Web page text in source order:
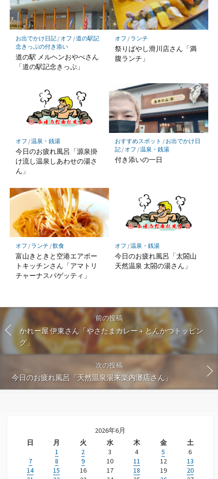
ク
に
保
存
お出でかけ日記/ オフ /道の駅記
念きっぷの付き添い
道の駅 メルヘンおやべさん
「道の駅記念きっぷ」
オフ / ランチ
祭りばやし滑川店さん「満
腹ランチ」
オフ /温泉・銭湯
今日のお疲れ風呂「源泉掛
け流し温泉しあわせの湯さ
ん」
おすすめスポット / お出でかけ日
記/ オフ /温泉・銭湯
付き添いの一日
オフ / ランチ /飲食
富山きときと空港エアポー
トキッチンさん「アマトリ
チャーナスパゲッティ」
オフ /温泉・銭湯
今日のお疲れ風呂「太閤山
天然温泉 太閤の湯さん」
前の投稿
かれー屋 伊東さん「やさたまカレー＋とんかつトッピン
グ」
次の投稿
今日のお疲れ風呂「天然温泉湯来楽内灘店さん」
2026年6月
日
月 火 水 木 金
土
1
2 3 4 5
6
7
8 9 10 11 12
13
14
15 16 17 18 19
20